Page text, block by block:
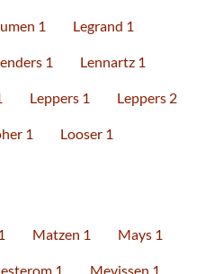
1 Legrand 1
1 Lennartz 1
Leppers 1 Leppers 2
1 Looser 1
Matzen 1 Mays 1
1 Mevissen 1